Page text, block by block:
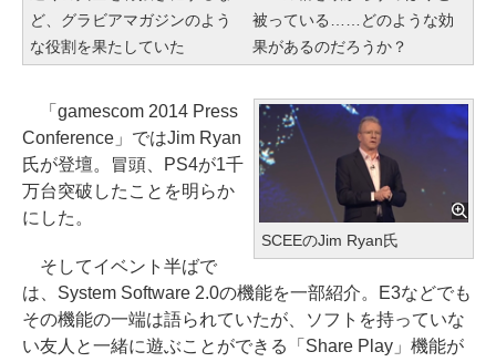
ど、グラビアマガジンのよう
な役割を果たしていた
被っている……どのような効
果があるのだろうか？
SCEEのJim Ryan氏
「gamescom 2014 Press
Conference」ではJim Ryan
氏が登壇。冒頭、PS4が1千
万台突破したことを明らか
にした。
そしてイベント半ばで
は、System Software 2.0の機能を一部紹介。E3などでも
その機能の一端は語られていたが、ソフトを持っていな
い友人と一緒に遊ぶことができる「Share Play」機能が